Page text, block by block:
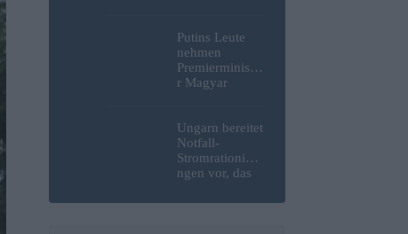
umgeleitet
haben?
Putins Leute
nehmen
Premierministe
r Magyar
verspotten
diesmal die
Energiekrise
und das Paks-
Ungarn bereitet
Notfall-
Stromrationieru
ngen vor, das
Paks könnte an